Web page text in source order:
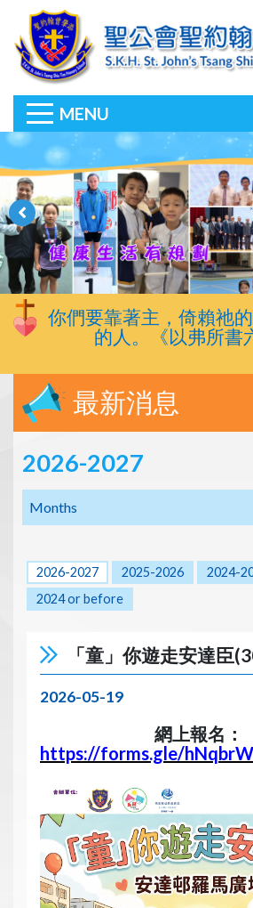
MENU
你們要靠著主，倚賴祂
的人。《以弗所書
最新消息
2026-2027
Months
2026-2027 2025-2026
2024-
2024 or before
「童」你遊走安達臣
2026-05-19
網上報名：
https://forms.gle/